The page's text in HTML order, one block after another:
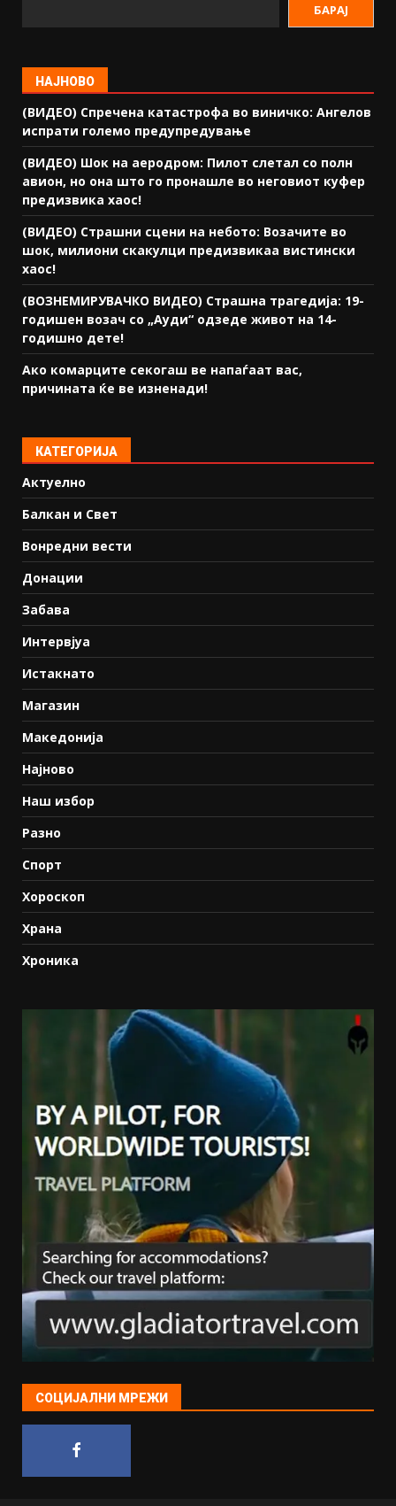
БАРАЈ
НАЈНОВО
(ВИДЕО) Спречена катастрофа во виничко: Ангелов
испрати големо предупредување
(ВИДЕО) Шок на аеродром: Пилот слетал со полн
авион, но она што го пронашле во неговиот куфер
предизвика хаос!
(ВИДЕО) Страшни сцени на небото: Возачите во
шок, милиони скакулци предизвикаа вистински
хаос!
(ВОЗНЕМИРУВАЧКО ВИДЕО) Страшна трагедија: 19-
годишен возач со „Ауди“ одзеде живот на 14-
годишно дете!
Ако комарците секогаш ве напаѓаат вас,
причината ќе ве изненади!
КАТЕГОРИЈА
Актуелно
Балкан и Свет
Вонредни вести
Донации
Забава
Интервјуа
Истакнато
Магазин
Македонија
Најново
Наш избор
Разно
Спорт
Хороскоп
Храна
Хроника
СОЦИЈАЛНИ МРЕЖИ